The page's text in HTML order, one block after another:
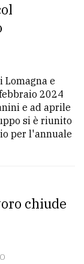
e
2024
e ad aprile
si è riunito
per l'annuale
chiude